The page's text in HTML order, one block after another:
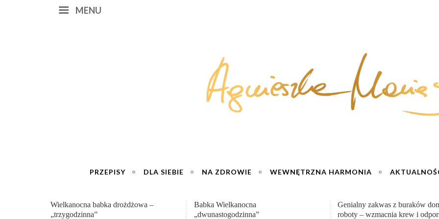
MENU
PRZEPISY DLA SIEBIE NA ZDROWIE WEWNĘTRZNA HARMONIA
Babka Wielkanocna
„dwunastogodzinna”
Genialny zakwas z buraków domowej
roboty – wzmacnia krew i odporność
„Przemiana” Podróż do siły i